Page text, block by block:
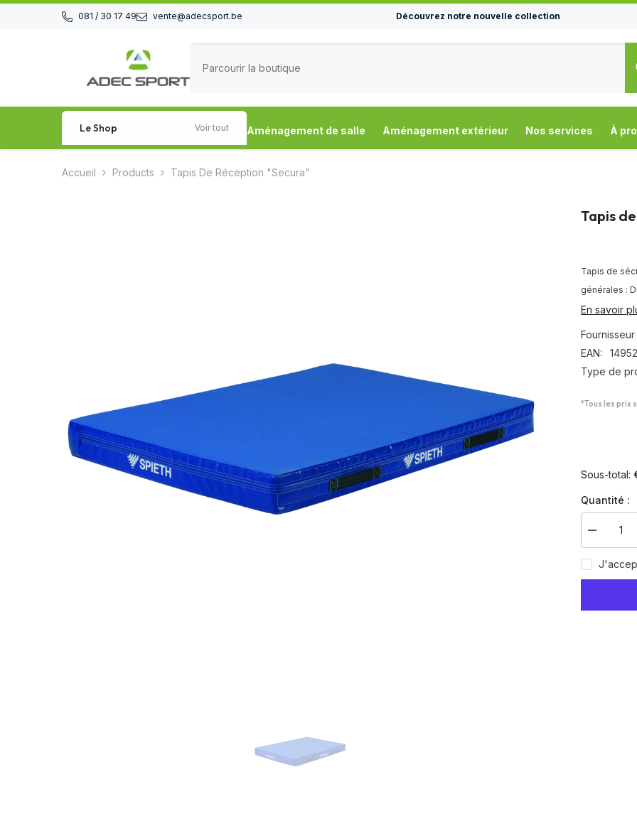
081 / 30 17 49
vente@adecsport.be Découvrez notre nouvelle collection
Le Shop Voir tout Aménagement de salle Aménagement extérieur Nos services À
Accueil Products Tapis De Réception "Secura"
Tapis
Tapis de
générales :
En savoir
Fournisseur
EAN:
Type de
*Tous les prix
Sous-total:
Quantité :
Diminuer
la
quantité
pour
Tapis